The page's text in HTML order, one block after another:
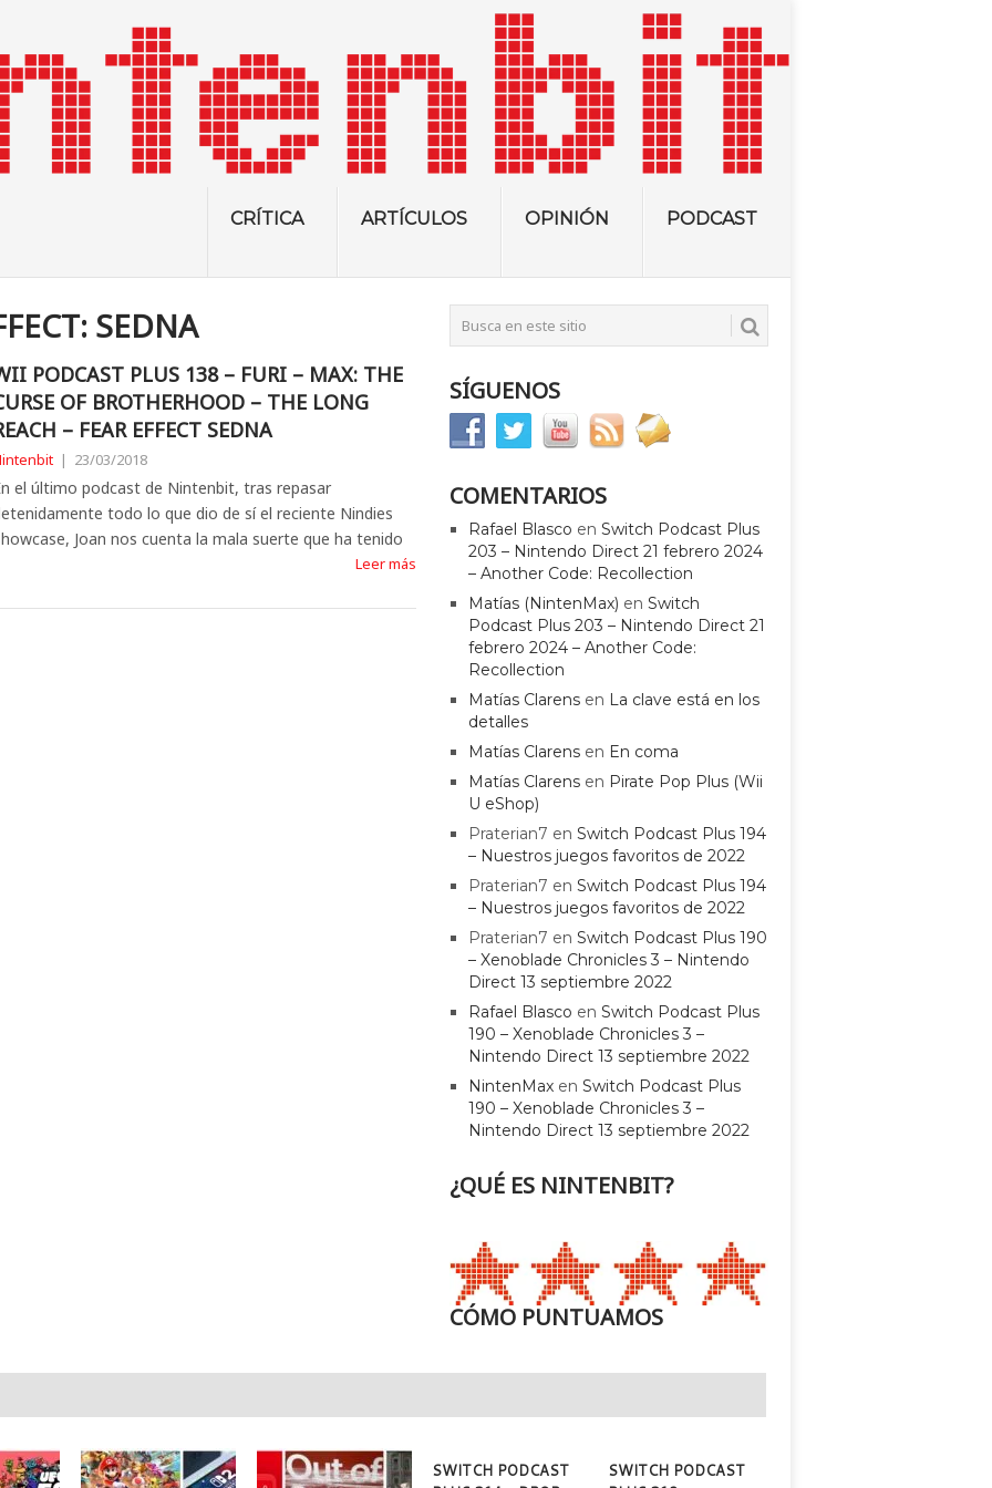
CRÍTICA ARTÍCULOS OPINIÓN PODCAST
SEDNA
PODCAST PLUS 138 – FURI – MAX: THE
OF BROTHERHOOD – THE LONG
– FEAR EFFECT SEDNA
| 23/03/2018
el último podcast de Nintenbit, tras repasar
todo lo que dio de sí el reciente Nindies
Joan nos cuenta la mala suerte que ha tenido
Leer más
SÍGUENOS
COMENTARIOS
Rafael Blasco enSwitch Podcast Plus
203 – Nintendo Direct 21 febrero 2024
– Another Code: Recollection
Matías (NintenMax) enSwitch
Podcast Plus 203 – Nintendo Direct 21
febrero 2024 – Another Code:
Recollection
Matías Clarens en La clave está en los
detalles
Matías Clarens en En coma
Matías Clarens en Pirate Pop Plus (Wii
U eShop)
Praterian7 enSwitch Podcast Plus 194
– Nuestros juegos favoritos de 2022
Praterian7 enSwitch Podcast Plus 194
– Nuestros juegos favoritos de 2022
Praterian7 enSwitch Podcast Plus 190
– Xenoblade Chronicles 3 – Nintendo
Direct 13 septiembre 2022
Rafael Blasco enSwitch Podcast Plus
190 – Xenoblade Chronicles 3 –
Nintendo Direct 13 septiembre 2022
NintenMax enSwitch Podcast Plus
190 – Xenoblade Chronicles 3 –
Nintendo Direct 13 septiembre 2022
¿QUÉ ES NINTENBIT?
CÓMO PUNTUAMOS
SWITCH PODCAST
SWITCH PODCAST